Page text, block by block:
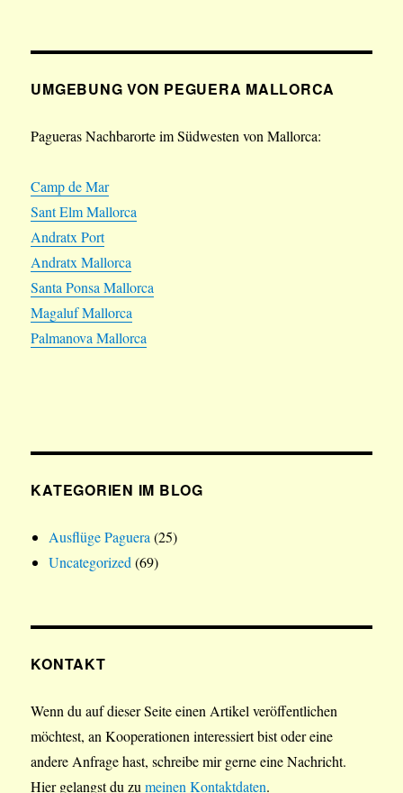
UMGEBUNG VON PEGUERA MALLORCA
Pagueras Nachbarorte im Südwesten von Mallorca:
Camp de Mar
Sant Elm Mallorca
Andratx Port
Andratx Mallorca
Santa Ponsa Mallorca
Magaluf Mallorca
Palmanova Mallorca
KATEGORIEN IM BLOG
Ausflüge Paguera (25)
Uncategorized (69)
KONTAKT
Wenn du auf dieser Seite einen Artikel veröffentlichen
möchtest, an Kooperationen interessiert bist oder eine
andere Anfrage hast, schreibe mir gerne eine Nachricht.
Hier gelangst du zumeinen Kontaktdaten.